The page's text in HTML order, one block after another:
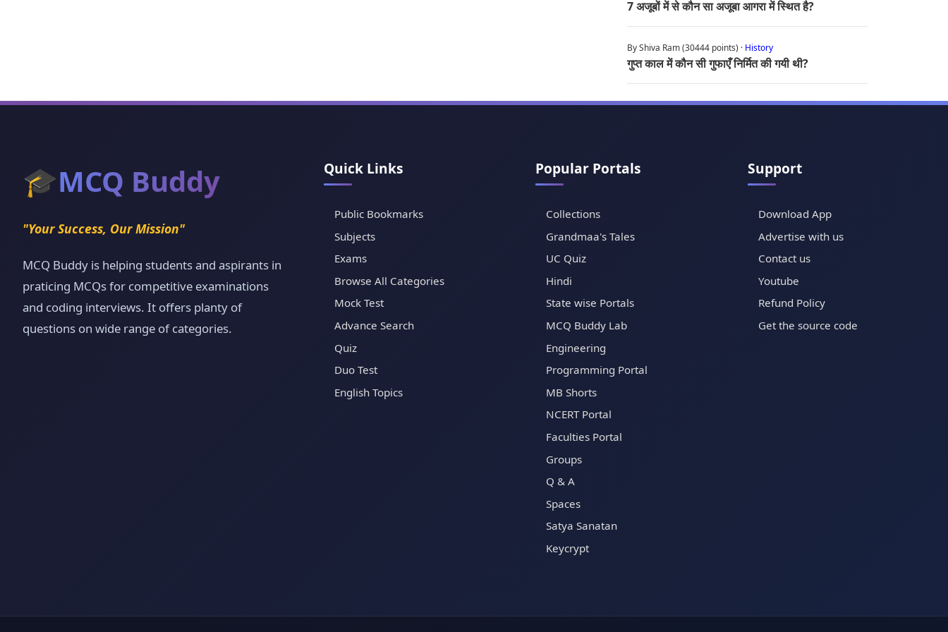
7 अजूबों में से कौन सा अजूबा आगरा में स्थित है?
By Shiva Ram (30444 points) · History
गुप्त काल में कौन सी गुफाएँ निर्मित की गयी थी?
🎓MCQ Buddy
"Your Success, Our Mission"
MCQ Buddy is helping students and aspirants in
praticing MCQs for competitive examinations
and coding interviews. It offers planty of
questions on wide range of categories.
Quick Links
Public Bookmarks
Subjects
Exams
Browse All Categories
Mock Test
Advance Search
Quiz
Duo Test
English Topics
Popular Portals
Collections
Grandmaa's Tales
UC Quiz
Hindi
State wise Portals
MCQ Buddy Lab
Engineering
Programming Portal
MB Shorts
NCERT Portal
Faculties Portal
Groups
Q & A
Spaces
Satya Sanatan
Keycrypt
Support
Download App
Advertise with us
Contact us
Youtube
Refund Policy
Get the source code